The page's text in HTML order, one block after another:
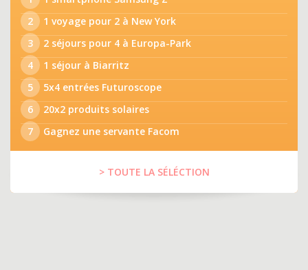
2
1 voyage pour 2 à New York
3
2 séjours pour 4 à Europa-Park
4
1 séjour à Biarritz
5
5x4 entrées Futuroscope
6
20x2 produits solaires
7
Gagnez une servante Facom
> TOUTE LA SÉLÉCTION